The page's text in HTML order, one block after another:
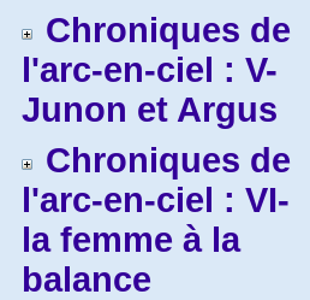
Chroniques de
l'arc-en-ciel : V-
Junon et Argus
Chroniques de
l'arc-en-ciel : VI-
la femme à la
balance